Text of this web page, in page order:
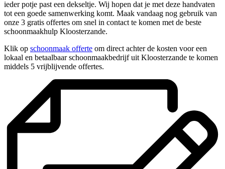
ieder potje past een dekseltje. Wij hopen dat je met deze handvaten
tot een goede samenwerking komt. Maak vandaag nog gebruik van
onze 3 gratis offertes om snel in contact te komen met de beste
schoonmaakhulp Kloosterzande.
Klik op schoonmaak offerte om direct achter de kosten voor een
lokaal en betaalbaar schoonmaakbedrijf uit Kloosterzande te komen
middels 5 vrijblijvende offertes.